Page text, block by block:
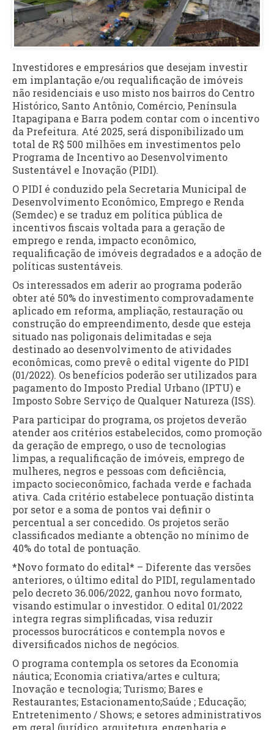
Investidores e empresários que desejam investir
em implantação e/ou requalificação de imóveis
não residenciais e uso misto nos bairros do Centro
Histórico, Santo Antônio, Comércio, Península
Itapagipana e Barra podem contar com o incentivo
da Prefeitura. Até 2025, será disponibilizado um
total de R$ 500 milhões em investimentos pelo
Programa de Incentivo ao Desenvolvimento
Sustentável e Inovação (PIDI).
O PIDI é conduzido pela Secretaria Municipal de
Desenvolvimento Econômico, Emprego e Renda
(Semdec) e se traduz em política pública de
incentivos fiscais voltada para a geração de
emprego e renda, impacto econômico,
requalificação de imóveis degradados e a adoção de
políticas sustentáveis.
Os interessados em aderir ao programa poderão
obter até 50% do investimento comprovadamente
aplicado em reforma, ampliação, restauração ou
construção do empreendimento, desde que esteja
situado nas poligonais delimitadas e seja
destinado ao desenvolvimento de atividades
econômicas, como prevê o edital vigente do PIDI
(01/2022). Os benefícios poderão ser utilizados para
pagamento do Imposto Predial Urbano (IPTU) e
Imposto Sobre Serviço de Qualquer Natureza (ISS).
Para participar do programa, os projetos deverão
atender aos critérios estabelecidos, como promoção
da geração de emprego, o uso de tecnologias
limpas, a requalificação de imóveis, emprego de
mulheres, negros e pessoas com deficiência,
impacto socieconômico, fachada verde e fachada
ativa. Cada critério estabelece pontuação distinta
por setor e a soma de pontos vai definir o
percentual a ser concedido. Os projetos serão
classificados mediante a obtenção no mínimo de
40% do total de pontuação.
*Novo formato do edital* – Diferente das versões
anteriores, o último edital do PIDI, regulamentado
pelo decreto 36.006/2022, ganhou novo formato,
visando estimular o investidor. O edital 01/2022
integra regras simplificadas, visa reduzir
processos burocráticos e contempla novos e
diversificados nichos de negócios.
O programa contempla os setores da Economia
náutica; Economia criativa/artes e cultura;
Inovação e tecnologia; Turismo; Bares e
Restaurantes; Estacionamento;Saúde ; Educação;
Entretenimento / Shows; e setores administrativos
em geral (jurídico, arquitetura, engenharia e